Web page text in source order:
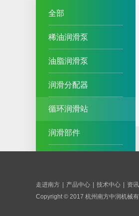
全部
稀油润滑泵
油脂润滑泵
润滑分配器
循环润滑站
润滑部件
走进南方 产品中心 技术中心 资
Copyright © 2017 杭州南方中润机械